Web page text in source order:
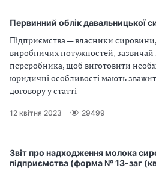
Первинний облік давальницької
Підприємства — власники сировини,
виробничих потужностей,
переробника, щоб виготовити
юридичні особливості мають
договору у статті
12 квітня 2023 29499
Звіт про надходження молока
підприємства (форма № 13-заг